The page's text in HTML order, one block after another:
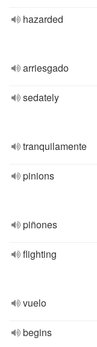
hazarded
arriesgado
sedately
tranquilamente
pinions
piñones
flighting
vuelo
begins